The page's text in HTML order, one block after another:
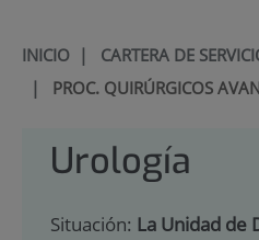
INICIO| CARTERA DE
| PROC. QUIRÚRGICOS
Urología
Situación: La Unidad de